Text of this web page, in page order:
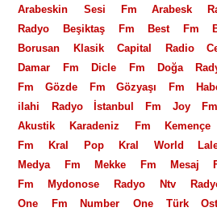
Arabeskin Sesi Fm
Arabesk
Radyo
Beşiktaş Fm Best Fm
Borusan Klasik
Capital Radio
Damar Fm
Dicle Fm Doğa
Fm
Gözde Fm Gözyaşı Fm
ilahi Radyo
İstanbul Fm Joy Fm
Akustik
Karadeniz Fm
Fm
Kral Pop Kral World
Medya Fm
Mekke Fm Mesaj
Fm
Mydonose Radyo Ntv
One Fm
Number One Türk